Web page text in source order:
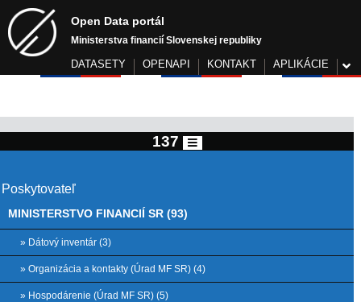
Open Data portál
Ministerstva financií Slovenskej republiky
DATASETY OPENAPI KONTAKT APLIKÁCIE
137
Poskytovateľ
MINISTERSTVO FINANCIÍ SR (93)
» Dátový inventár (3)
» Organizácia a kontakty (Úrad MF SR) (4)
» Hospodárenie (Úrad MF SR) (5)